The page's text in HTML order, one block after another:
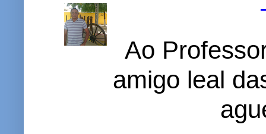
Ao
amigo leal